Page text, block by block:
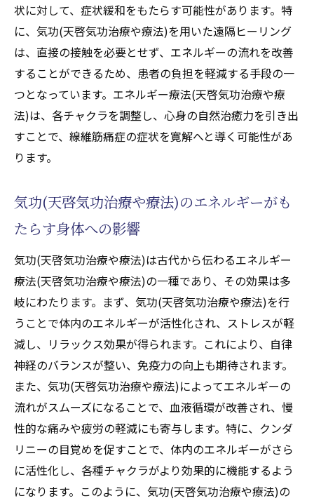
状に対して、症状緩和をもたらす可能性があります。特
に、気功(天啓気功治療や療法)を用いた遠隔ヒーリング
は、直接の接触を必要とせず、エネルギーの流れを改善
することができるため、患者の負担を軽減する手段の一
つとなっています。エネルギー療法(天啓気功治療や療
法)は、各チャクラを調整し、心身の自然治癒力を引き出
すことで、線維筋痛症の症状を寛解へと導く可能性があ
ります。
気功(天啓気功治療や療法)のエネルギーがも
たらす身体への影響
気功(天啓気功治療や療法)は古代から伝わるエネルギー
療法(天啓気功治療や療法)の一種であり、その効果は多
岐にわたります。まず、気功(天啓気功治療や療法)を行
うことで体内のエネルギーが活性化され、ストレスが軽
減し、リラックス効果が得られます。これにより、自律
神経のバランスが整い、免疫力の向上も期待されます。
また、気功(天啓気功治療や療法)によってエネルギーの
流れがスムーズになることで、血液循環が改善され、慢
性的な痛みや疲労の軽減にも寄与します。特に、クンダ
リニーの目覚めを促すことで、体内のエネルギーがさら
に活性化し、各種チャクラがより効果的に機能するよう
になります。このように、気功(天啓気功治療や療法)の